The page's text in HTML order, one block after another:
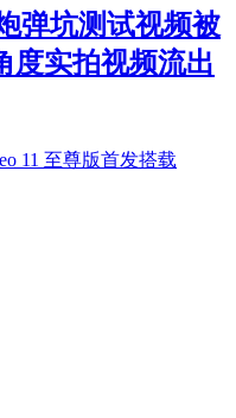
弹坑测试视频被
度实拍视频流出